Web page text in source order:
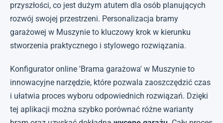
przyszłości, co jest dużym atutem dla osób planujących
rozwój swojej przestrzeni. Personalizacja bramy
garażowej w Muszynie to kluczowy krok w kierunku
stworzenia praktycznego i stylowego rozwiązania.
Konfigurator online 'Brama garażowa' w Muszynie to
innowacyjne narzędzie, które pozwala zaoszczędzić czas
i ułatwia proces wyboru odpowiednich rozwiązań. Dzięki
tej aplikacji można szybko porównać różne warianty